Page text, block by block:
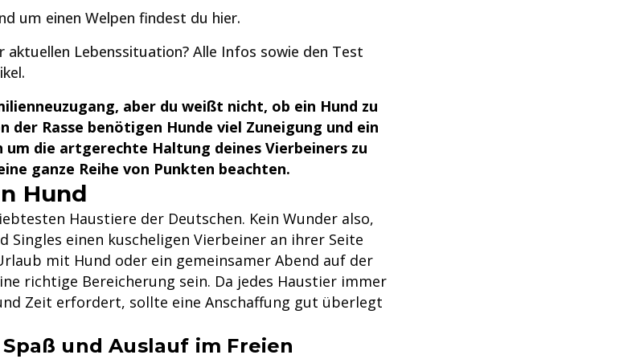
um einen Welpen findest du hier.
aktuellen Lebenssituation? Alle Infos sowie den Test
aber du weißt nicht, ob ein Hund zu
der Rasse benötigen Hunde viel Zuneigung und ein
um die artgerechte Haltung deines Vierbeiners zu
ganze Reihe von Punkten beachten.
Hund
Haustiere der Deutschen. Kein Wunder also,
Singles einen kuscheligen Vierbeiner an ihrer Seite
mit Hund oder ein gemeinsamer Abend auf der
richtige Bereicherung sein. Da jedes Haustier immer
Zeit erfordert, sollte eine Anschaffung gut überlegt
und Auslauf im Freien